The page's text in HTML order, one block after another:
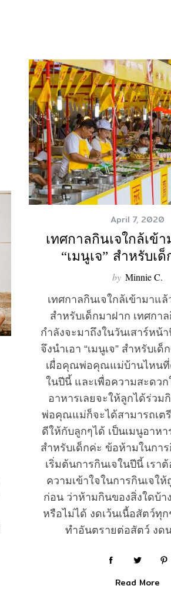
April 7, 2020
เทศกาลกินเจใกล้เข้
“เมนูเจ” สำหรับเ
by Minnie C.
เทศกาลกินเจใกล้เข้ามาแล้
สำหรับเด็กมาฝาก เทศกา
กำลังจะมาถึงในวันเสาร์หน้
จึงนำเอา “เมนูเจ” สำหรับเ
เผื่อคุณพ่อคุณแม่บ้านไหนที่
ในปีนี้ และเพื่อความสะดวก
อาหารเลยจะให้ลูกได้ร่วม
พ่อคุณแม่ก็จะได้สามารถเต
ดีให้กับลูกๆได้ เป็นเมนูอาหา
สำหรับเด็กค่ะ ข้อห้ามในกา
เริ่มต้นการกินเจในปีนี้ เรา
ความเข้าใจในการกินเจให้
ก่อน ว่าห้ามกินของสิ่งใดบ้า
หรือไม่ได้ งดเว้นเนื้อสัตว์ทุ
ทำอันตรายต่อสัตว์ งด
Read More